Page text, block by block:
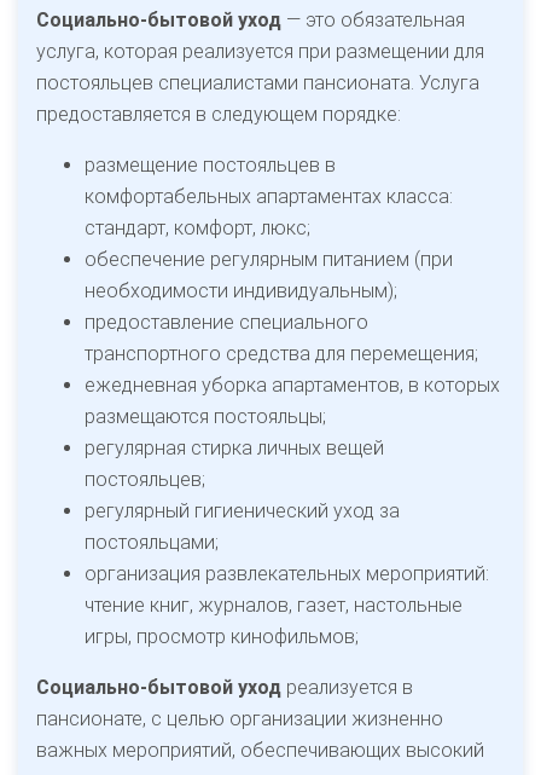
Социально-бытовой уход — это обязательная
услуга, которая реализуется при размещении для
постояльцев специалистами пансионата. Услуга
предоставляется в следующем порядке:
размещение постояльцев в
комфортабельных апартаментах класса:
стандарт, комфорт, люкс;
обеспечение регулярным питанием (при
необходимости индивидуальным);
предоставление специального
транспортного средства для перемещения;
ежедневная уборка апартаментов, в которых
размещаются постояльцы;
регулярная стирка личных вещей
постояльцев;
регулярный гигиенический уход за
постояльцами;
организация развлекательных мероприятий:
чтение книг, журналов, газет, настольные
игры, просмотр кинофильмов;
Социально-бытовой уход реализуется в
пансионате, с целью организации жизненно
важных мероприятий, обеспечивающих высокий